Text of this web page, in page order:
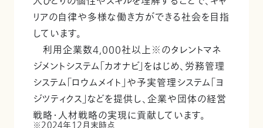
リアの自律や多様な働き方ができる社会を目指
しています。
利用企業数4,000社以上※のタレントマネ
ジメントシステム「カオナビ」をはじめ、労務管理
システム「ロウムメイト」や予実管理システム「ヨ
ジツティクス」などを提供し、企業や団体の経営
戦略・人材戦略の実現に貢献しています。